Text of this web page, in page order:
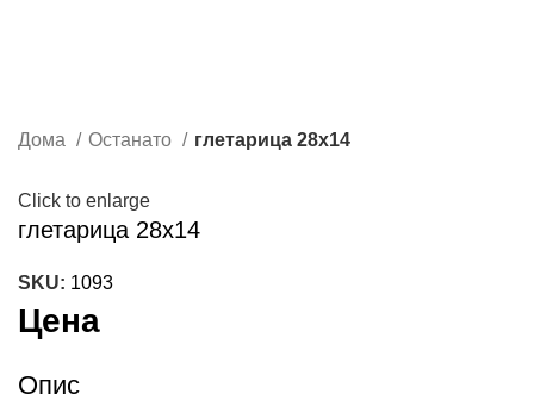
Дома Останато глетарица 28х14
Click to enlarge
глетарица 28х14
SKU: 1093
Цена
Опис